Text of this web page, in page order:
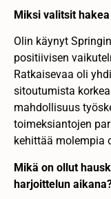
Miksi valitsit
Olin käynyt
positiivisen
Ratkaisevaa oli
sitoutumista
mahdollisuus
toimeksiantojen
kehittää molempia
Mikä on ollut
harjoittelun